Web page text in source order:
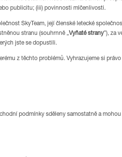
publicitu; (iii) povinnosti mlčenlivosti.
SkyTeam, její členské letecké
stranu (souhrnně „Vyňaté strany”), za
jste se dopustili.
z těchto problémů. Vyhrazujeme si
podmínky sděleny samostatně a